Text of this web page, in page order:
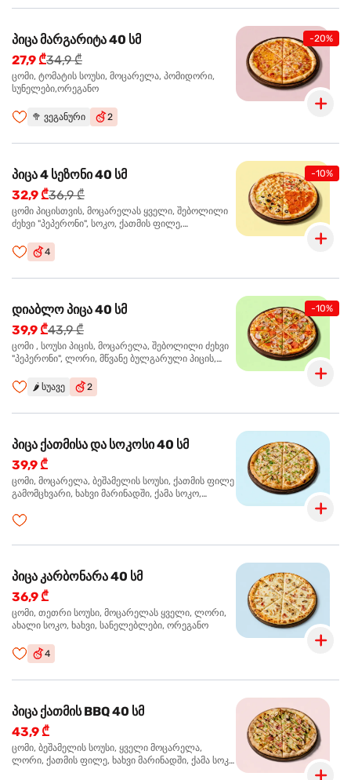
-20%
პიცა მარგარიტა 40 სმ
27,9 ₾34,9 ₾
ცომი, ტომატის სოუსი, მოცარელა, პომიდორი,
სუნელები,ორეგანო
🥦 ვეგანური 2
-10%
პიცა 4 სეზონი 40 სმ
32,9 ₾36,9 ₾
ცომი პიცისთვის, მოცარელას ყველი, შებოლილი
ძეხვი "პეპერონი", სოკო, ქათმის ფილე,
4
-10%
დიაბლო პიცა 40 სმ
39,9 ₾43,9 ₾
ცომი , სოუსი პიცის, მოცარელა, შებოლილი ძეხვი
"პეპერონი", ლორი, მწვანე ბულგარული პიცის,
🌶️ სუავე 2
პიცა ქათმისა და სოკოსი 40 სმ
39,9 ₾
ცომი, მოცარელა, ბეშამელის სოუსი, ქათმის ფილე
გამომცხვარი, ხახვი მარინადში, ქამა სოკო,
პიცა კარბონარა 40 სმ
36,9 ₾
ცომი, თეთრი სოუსი, მოცარელას ყველი, ლორი,
ახალი სოკო, ხახვი, სანელებლები, ორეგანო
4
პიცა ქათმის BBQ 40 სმ
43,9 ₾
ცომი, ბეშამელის სოუსი, ყველი მოცარელა,
ლორი, ქათმის ფილე, ხახვი მარინადში, ქამა სოკო